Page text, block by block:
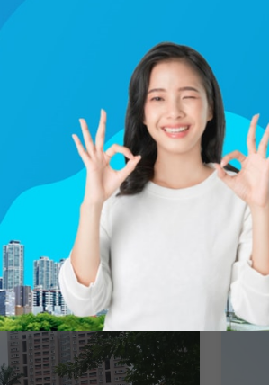
cư Việt Hưng Green
- Khu đô thị Việt Hưng
Hà Nội
Nam
ưu đãi
75m²